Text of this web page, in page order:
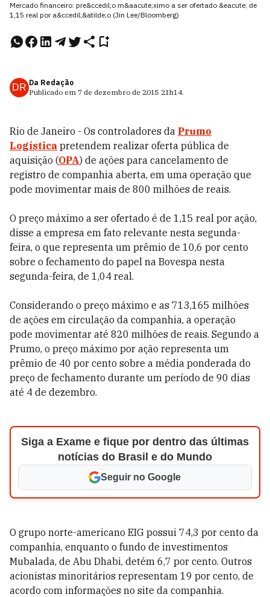
Mercado financeiro: pre&ccedil;o m&aacute;ximo a ser ofertado &eacute; de
1,15 real por a&ccedil;&atilde;o (Jin Lee/Bloomberg)
DR Da Redação
Publicado em 7 de dezembro de 2015 21h14.
Rio de Janeiro - Os controladores da Prumo
Logística pretendem realizar oferta pública de
aquisição (OPA) de ações para cancelamento de
registro de companhia aberta, em uma operação que
pode movimentar mais de 800 milhões de reais.
O preço máximo a ser ofertado é de 1,15 real por ação,
disse a empresa em fato relevante nesta segunda-
feira, o que representa um prêmio de 10,6 por cento
sobre o fechamento do papel na Bovespa nesta
segunda-feira, de 1,04 real.
Considerando o preço máximo e as 713,165 milhões
de ações em circulação da companhia, a operação
pode movimentar até 820 milhões de reais. Segundo a
Prumo, o preço máximo por ação representa um
prêmio de 40 por cento sobre a média ponderada do
preço de fechamento durante um período de 90 dias
até 4 de dezembro.
Siga a Exame e fique por dentro das últimas
notícias do Brasil e do Mundo
Seguir no Google
O grupo norte-americano EIG possui 74,3 por cento da
companhia, enquanto o fundo de investimentos
Mubalada, de Abu Dhabi, detém 6,7 por cento. Outros
acionistas minoritários representam 19 por cento, de
acordo com informações no site da companhia.